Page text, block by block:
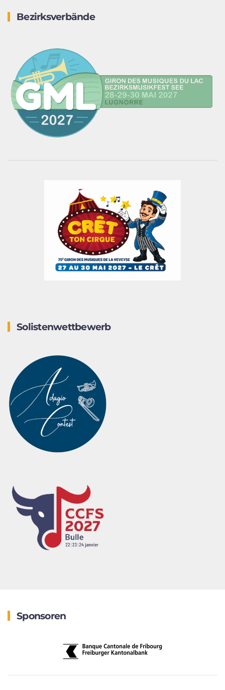
Bezirksverbände
Solistenwettbewerb
Sponsoren